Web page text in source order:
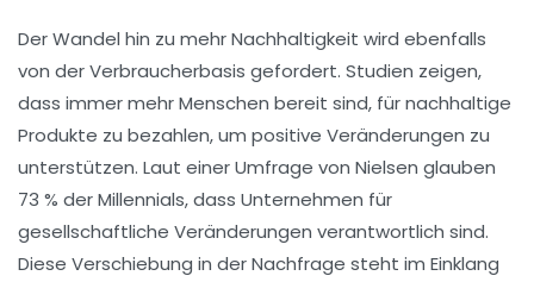
Der Wandel hin zu mehr Nachhaltigkeit wird ebenfalls
von der Verbraucherbasis gefordert. Studien zeigen,
dass immer mehr Menschen bereit sind, fürnachhaltige
Produkte zu bezahlen, um positive Veränderungen zu
unterstützen. Laut einer Umfrage von Nielsen glauben
73 % der Millennials, dass Unternehmen für
gesellschaftliche Veränderungen verantwortlich sind.
Diese Verschiebung in der Nachfrage steht im Einklang